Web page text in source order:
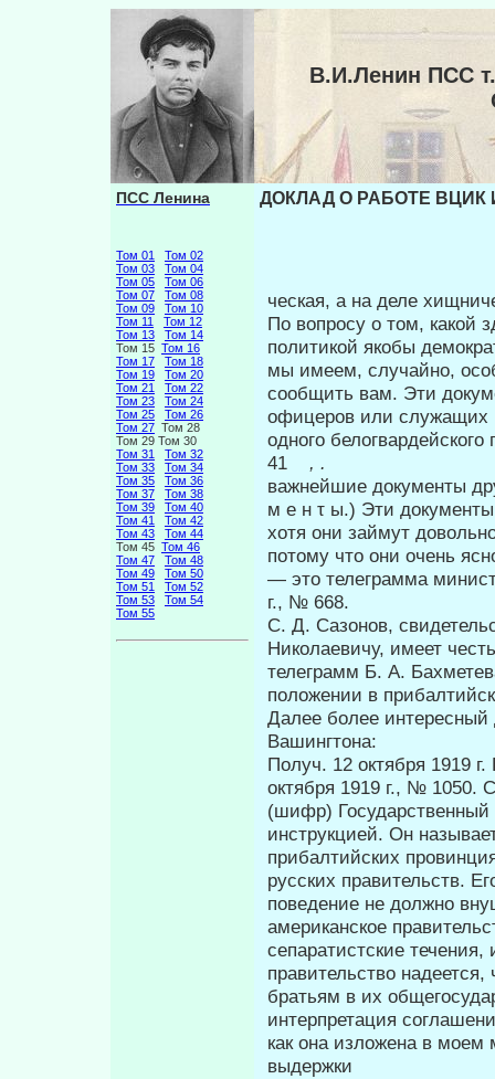
В.И.Ленин ПСС
ПСС Ленина
Том 01
Том 02
Том 03
Том 04
Том 05
Том 06
Том 07
Том 08
Том 09
Том 10
Том 11
Том 12
Том 13
Том 14
Том 15 Том 16
Том 17
Том 18
Том 19
Том 20
Том 21
Том 22
Том 23
Том 24
Том 25
Том 26
Том 27 Том 28
Том 29 Том 30
Том 31
Том 32
Том 33
Том 34
Том 35
Том 36
Том 37
Том 38
Том 39
Том 40
Том 41
Том 42
Том 43
Том 44
Том 45 Том 46
Том 47
Том 48
Том 49
Том 50
Том 51
Том 52
Том 53
Том 54
Том 55
ДОКЛАД О РАБОТЕ ВЦИК
ческая, а на деле
По вопросу о том, какой
политикой якобы
мы имеем, случай­но,
сообщить вам. Эти
офицеров или служащих
одного
41 , .
важнейшие документы
м е н τ ы.) Эти
хотя они займут
потому что они очень
— это телеграмма
г., № 668.
С. Д. Сазонов,
Николаевичу, имеет
телеграмм Б. А.
положении в
Далее более интересный
Вашингтона:
Получ. 12 октября 1919
октября 1919 г., №
(шифр) Государственный
инструкцией. Он
прибалтийских
русских правительств.
поведение не должно
американское
сепаратистские
правительство
братьям в их
интерпретация
как она изложена в
выдержки